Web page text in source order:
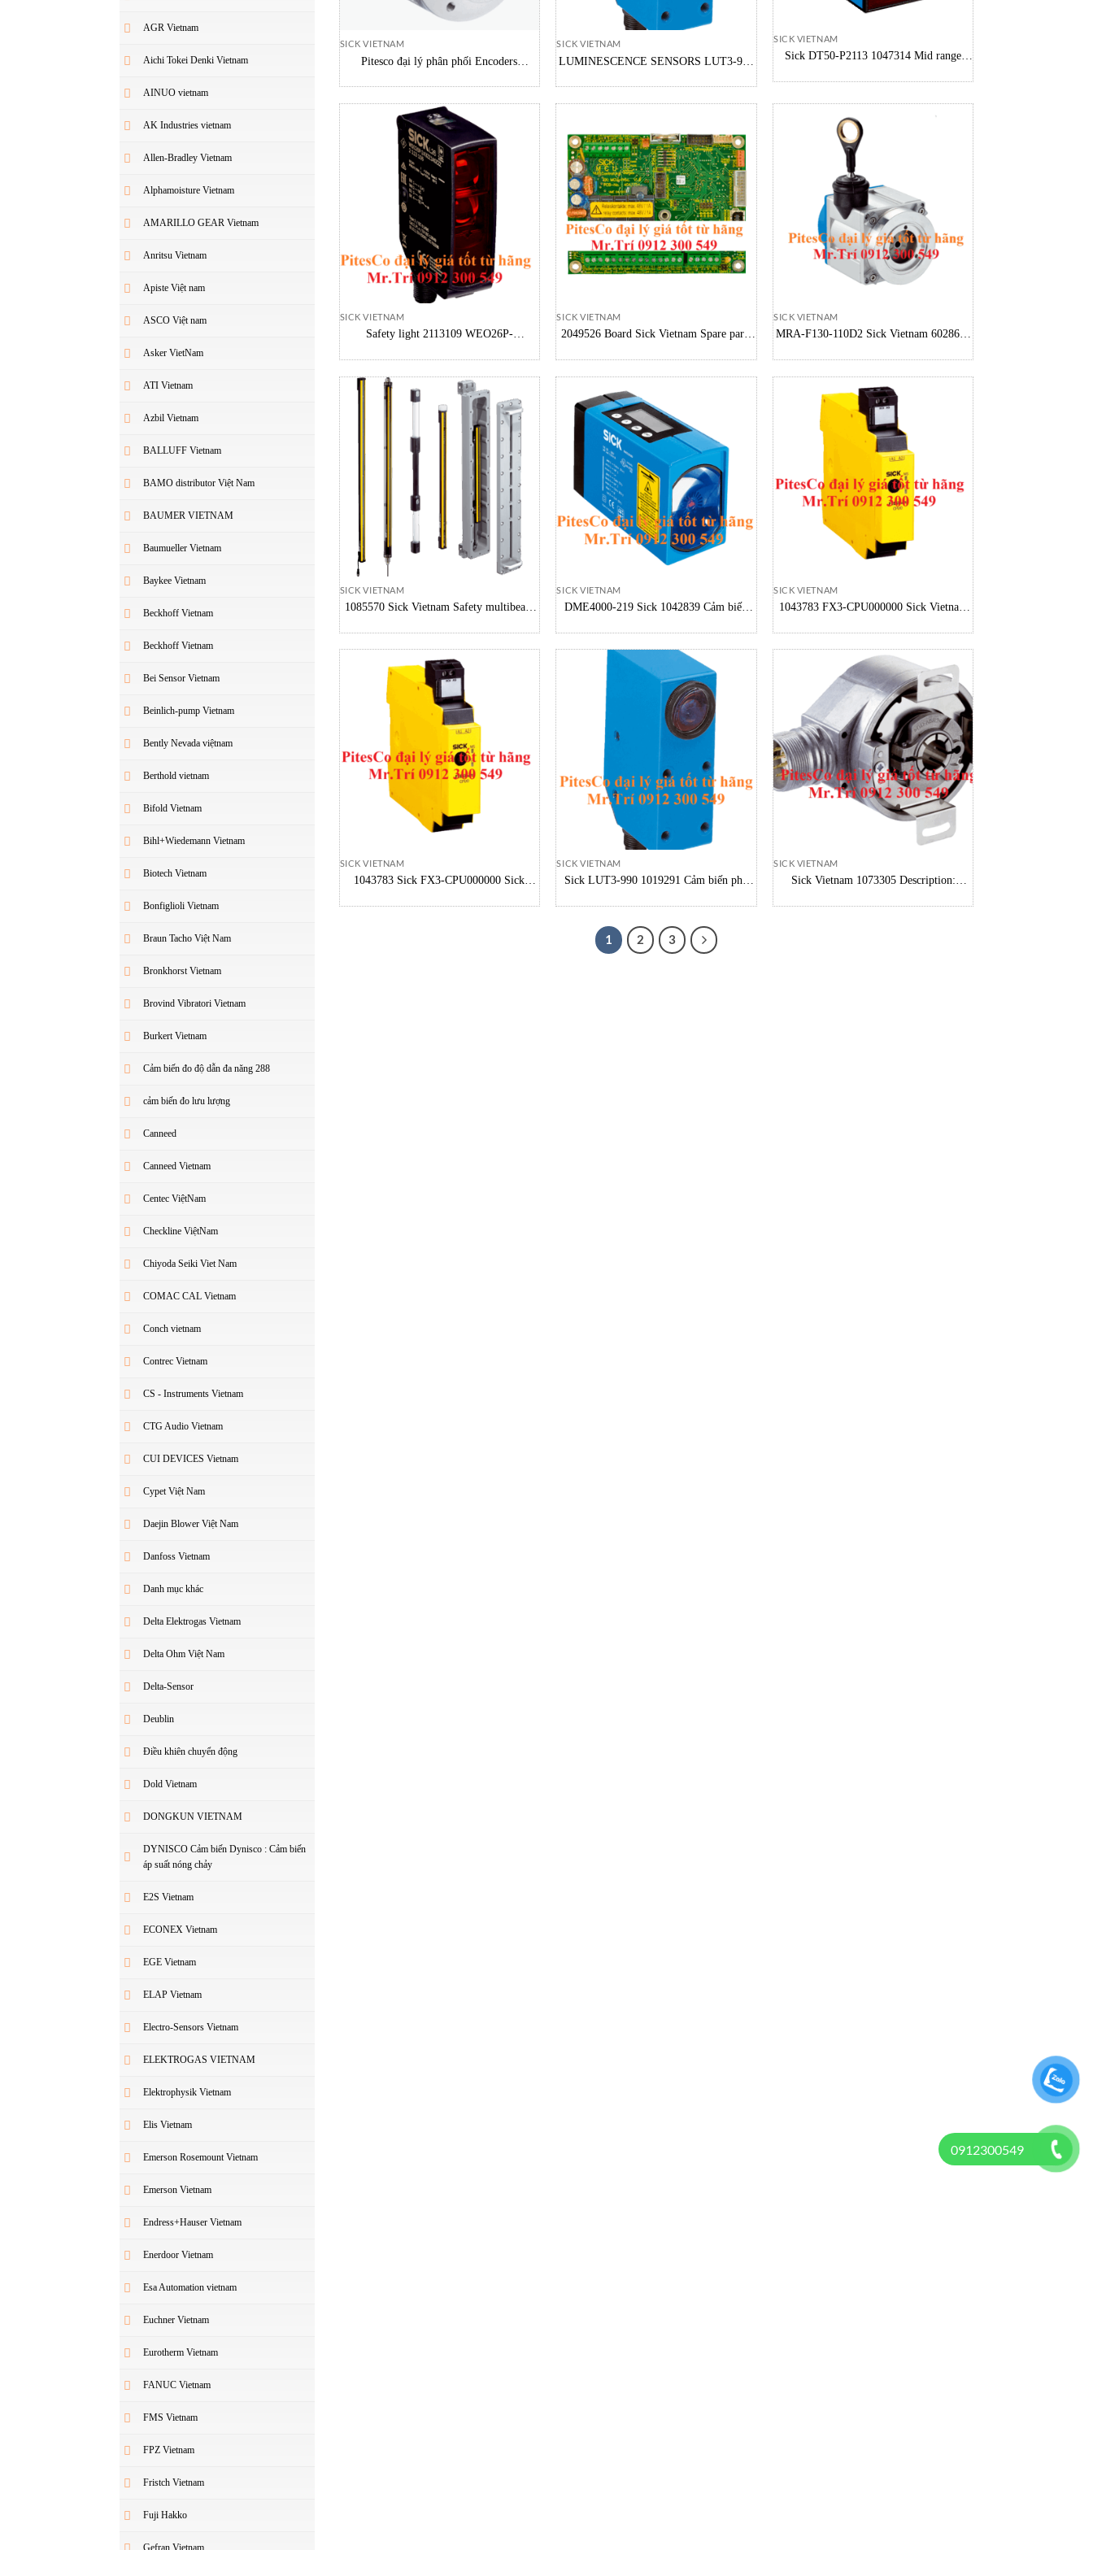
AGR Vietnam
Aichi Tokei Denki Vietnam
AINUO vietnam
AK Industries vietnam
Allen-Bradley Vietnam
Alphamoisture Vietnam
AMARILLO GEAR Vietnam
Anritsu Vietnam
Apiste Việt nam
ASCO Việt nam
Asker VietNam
ATI Vietnam
Azbil Vietnam
BALLUFF Vietnam
BAMO distributor Việt Nam
BAUMER VIETNAM
Baumueller Vietnam
Baykee Vietnam
Beckhoff Vietnam
Beckhoff Vietnam
Bei Sensor Vietnam
Beinlich-pump Vietnam
Bently Nevada việtnam
Berthold vietnam
Bifold Vietnam
Bihl+Wiedemann Vietnam
Biotech Vietnam
Bonfiglioli Vietnam
Braun Tacho Việt Nam
Bronkhorst Vietnam
Brovind Vibratori Vietnam
Burkert Vietnam
Cảm biến đo độ dẫn đa năng 288
cảm biến đo lưu lượng
Canneed
Canneed Vietnam
Centec ViệtNam
Checkline ViệtNam
Chiyoda Seiki Viet Nam
COMAC CAL Vietnam
Conch vietnam
Contrec Vietnam
CS - Instruments Vietnam
CTG Audio Vietnam
CUI DEVICES Vietnam
Cypet Việt Nam
Daejin Blower Việt Nam
Danfoss Vietnam
Danh mục khác
Delta Elektrogas Vietnam
Delta Ohm Việt Nam
Delta-Sensor
Deublin
Điều khiên chuyển động
Dold Vietnam
DONGKUN VIETNAM
DYNISCO Cảm biến Dynisco : Cảm biến
áp suất nóng chảy
E2S Vietnam
ECONEX Vietnam
EGE Vietnam
ELAP Vietnam
Electro-Sensors Vietnam
ELEKTROGAS VIETNAM
Elektrophysik Vietnam
Elis Vietnam
Emerson Rosemount Vietnam
Emerson Vietnam
Endress+Hauser Vietnam
Enerdoor Vietnam
Esa Automation vietnam
Euchner Vietnam
Eurotherm Vietnam
FANUC Vietnam
FMS Vietnam
FPZ Vietnam
Fristch Vietnam
Fuji Hakko
SICK VIETNAM
Pitesco đại lý phân phối Encoders
Nam
SICK VIETNAM
LUMINESCENCE SENSORS LUT3-952
SICK VIETNAM
Sick DT50-P2113 1047314 Mid range
SICK VIETNAM
Safety light 2113109 WEO26P-
Vietnam
SICK VIETNAM
2049526 Board Sick Vietnam Spare parts
SICK VIETNAM
MRA-F130-110D2 Sick Vietnam 6028627
SICK VIETNAM
1085570 Sick Vietnam Safety multibeam
SICK VIETNAM
DME4000-219 Sick 1042839 Cảm biến
Nam
SICK VIETNAM
1043783 FX3-CPU000000 Sick Vietnam
module
SICK VIETNAM
1043783 Sick FX3-CPU000000 Sick
SICK VIETNAM
Sick LUT3-990 1019291 Cảm biến phát
SICK VIETNAM
Sick Vietnam 1073305 Description:
Sick
1 2 3
0912300549